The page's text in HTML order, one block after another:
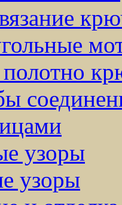
узоры
узоры